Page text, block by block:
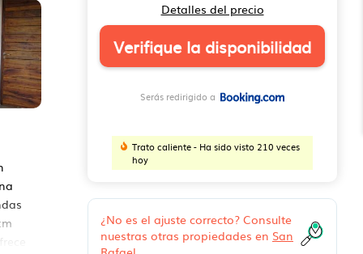
Detalles del precio
Verifique la disponibilidad
Serás redirigido a
Trato caliente - Ha sido visto 210 veces
hoy
¿No es el ajuste correcto? Consulte
nuestras otras propiedades en San